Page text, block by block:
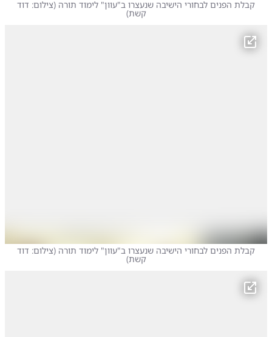
קבלת הפנים לבחורי הישיבה שנעצרו ב"עוון" לימוד תורה (צילום: דוד
קשת)
קבלת הפנים לבחורי הישיבה שנעצרו ב"עוון" לימוד תורה (צילום: דוד
קשת)